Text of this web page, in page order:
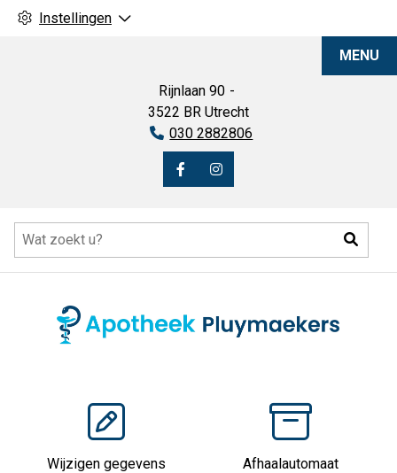
Instellingen
Rijnlaan 90
3522 BR Utrecht
Tel:
030 2882806
Bezoek
facebook
Bezoek
Instagram
MENU
Wijzigen gegevens Afhaalautomaat